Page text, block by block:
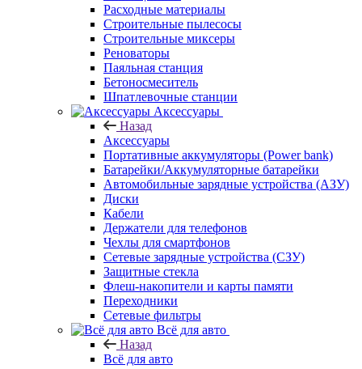
Расходные материалы
Строительные пылесосы
Строительные миксеры
Реноваторы
Паяльная станция
Бетоносмеситель
Шпатлевочные станции
Аксессуары
Назад
Аксессуары
Портативные аккумуляторы (Power bank)
Батарейки/Аккумуляторные батарейки
Автомобильные зарядные устройства (АЗУ)
Диски
Кабели
Держатели для телефонов
Чехлы для смартфонов
Сетевые зарядные устройства (СЗУ)
Защитные стекла
Флеш-накопители и карты памяти
Переходники
Сетевые фильтры
Всё для авто
Назад
Всё для авто